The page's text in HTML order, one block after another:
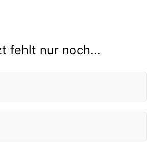
fehlt nur noch...